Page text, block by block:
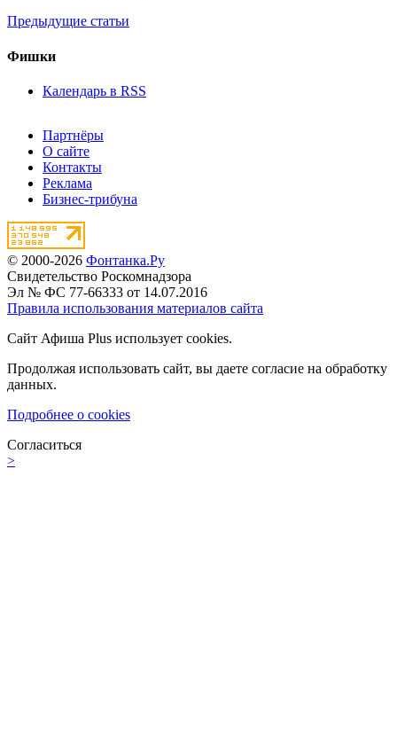
Предыдущие статьи
Фишки
Календарь в RSS
Партнёры
О сайте
Контакты
Реклама
Бизнес-трибуна
© 2000-2026 Фонтанка.Ру
Свидетельство Роскомнадзора
Эл № ФС 77-66333 от 14.07.2016
Правила использования материалов сайта
Сайт Афиша Plus использует cookies.
Продолжая использовать сайт, вы даете согласие на обработку
данных.
Подробнее о cookies
Согласиться
>